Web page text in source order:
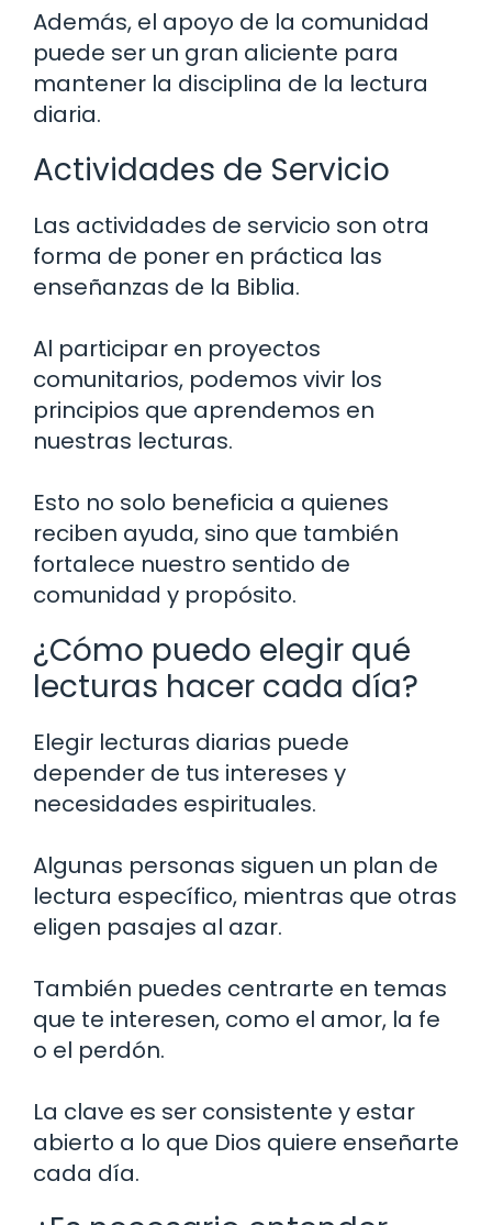
Además, el apoyo de la comunidad
puede ser un gran aliciente para
mantener la disciplina de la lectura
diaria.
Actividades de Servicio
Las actividades de servicio son otra
forma de poner en práctica las
enseñanzas de la Biblia.
Al participar en proyectos
comunitarios, podemos vivir los
principios que aprendemos en
nuestras lecturas.
Esto no solo beneficia a quienes
reciben ayuda, sino que también
fortalece nuestro sentido de
comunidad y propósito.
¿Cómo puedo elegir qué
lecturas hacer cada día?
Elegir lecturas diarias puede
depender de tus intereses y
necesidades espirituales.
Algunas personas siguen un plan de
lectura específico, mientras que otras
eligen pasajes al azar.
También puedes centrarte en temas
que te interesen, como el amor, la fe
o el perdón.
La clave es ser consistente y estar
abierto a lo que Dios quiere enseñarte
cada día.